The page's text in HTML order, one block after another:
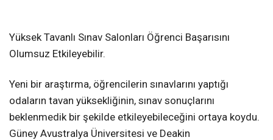
Yüksek Tavanlı Sınav Salonları Öğrenci Başarısını
Olumsuz Etkileyebilir.
Yeni bir araştırma, öğrencilerin sınavlarını yaptığı
odaların tavan yüksekliğinin, sınav sonuçlarını
beklenmedik bir şekilde etkileyebileceğini ortaya koydu.
Güney Avustralya Üniversitesi ve Deakin